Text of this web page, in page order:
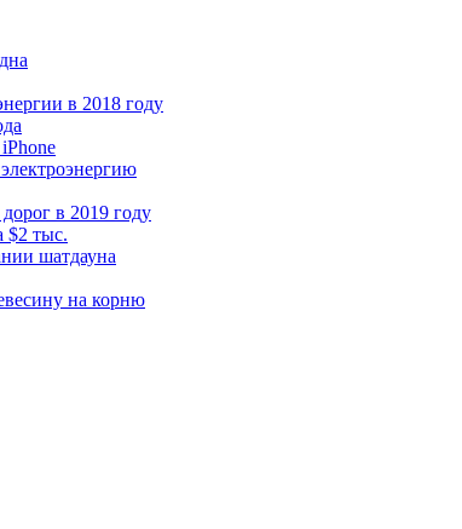
в 2018 году
в 2019 году
$2 тыс.
шатдауна
на корню